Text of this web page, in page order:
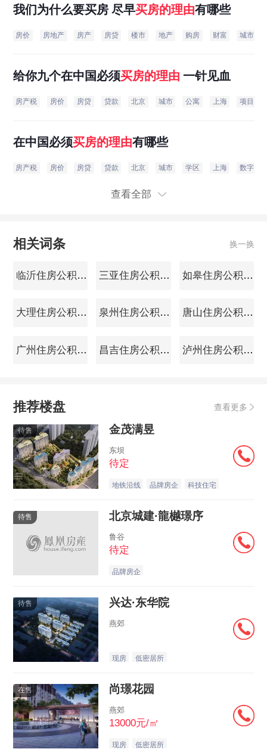
我们为什么要买房 尽早买房的理由有哪些
房价 房地产 房产 房贷 楼市 地产 购房 财富 城市
给你九个在中国必须买房的理由 一针见血
房产税 房价 房贷 贷款 北京 城市 公寓 上海 项目
在中国必须买房的理由有哪些
房产税 房价 房贷 贷款 北京 城市 学区 上海 数字
查看全部
相关词条 换一换
临沂住房公积金查询 三亚住房公积金查询 如皋住房公积金查询
大理住房公积金查询 泉州住房公积金查询 唐山住房公积金查询
广州住房公积金查询 昌吉住房公积金查询 泸州住房公积金查询
推荐楼盘 查看更多
待售 金茂满昱
东坝
待定
地铁沿线 品牌房企 科技住宅
待售 北京城建·龍樾璟序
鲁谷
待定
品牌房企
待售 兴达·东华院
燕郊
现房 低密居所
在售 尚璟花园
燕郊
13000元/㎡
现房 低密居所